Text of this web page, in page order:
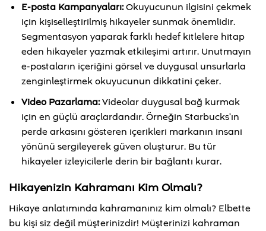
E-posta Kampanyaları:Okuyucunun ilgisini çekmek
için kişiselleştirilmiş hikayeler sunmak önemlidir.
Segmentasyon yaparak farklı hedef kitlelere hitap
eden hikayeler yazmak etkileşimi artırır. Unutmayın
e-postaların içeriğini görsel ve duygusal unsurlarla
zenginleştirmek okuyucunun dikkatini çeker.
Video Pazarlama:Videolar duygusal bağ kurmak
için en güçlü araçlardandır. Örneğin Starbucks’ın
perde arkasını gösteren içerikleri markanın insani
yönünü sergileyerek güven oluşturur. Bu tür
hikayeler izleyicilerle derin bir bağlantı kurar.
Hikayenizin Kahramanı Kim Olmalı?
Hikaye anlatımında kahramanınız kim olmalı? Elbette
bu kişi siz değil müşterinizdir! Müşterinizi kahraman